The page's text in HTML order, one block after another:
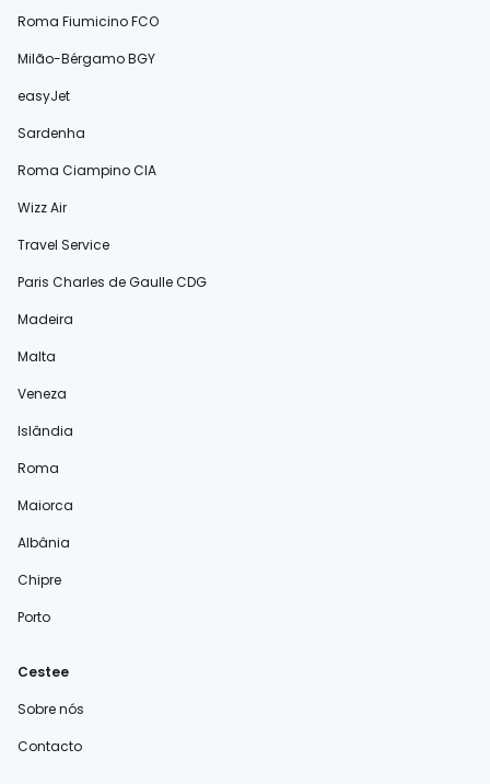
Roma Fiumicino FCO
Milão-Bérgamo BGY
easyJet
Sardenha
Roma Ciampino CIA
Wizz Air
Travel Service
Paris Charles de Gaulle CDG
Madeira
Malta
Veneza
Islândia
Roma
Maiorca
Albânia
Chipre
Porto
Cestee
Sobre nós
Contacto